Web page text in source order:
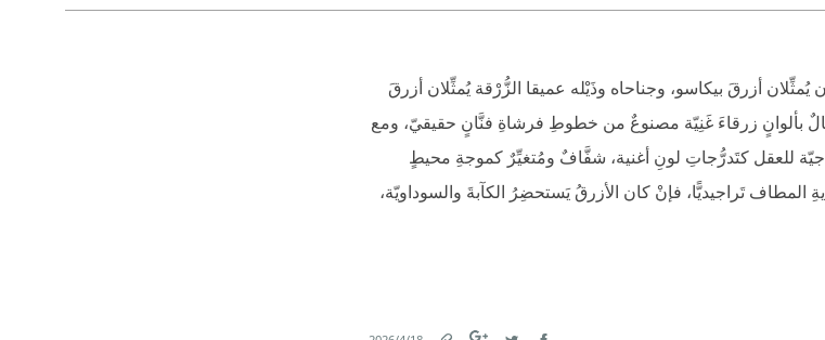
Facebook
Twitter
Link
أزرقَ بيكاسو، وجناحاه وذَيْله عميقا الزُّرْقة يُمثِّلان أزرقَ
بألوانٍ زرقاءَ غَنِيّة مصنوعٌ من خطوطِ فرشاةِ فنَّانٍ حقيقيّ، ومع
للعقل كتَدرُّجاتِ لونِ أغنية، شفَّافٌ ومُتغيِّرٌ كموجةِ محيطٍ
تَراجيديًّا، فإنْ كان الأزرقُ يَستحضِرُ الكآبةَ والسوداويّة،